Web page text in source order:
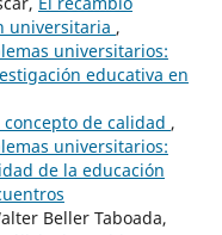
universitaria ,
universitarios:
educativa en
concepto de calidad ,
universitarios:
de la educación
Beller Taboada,